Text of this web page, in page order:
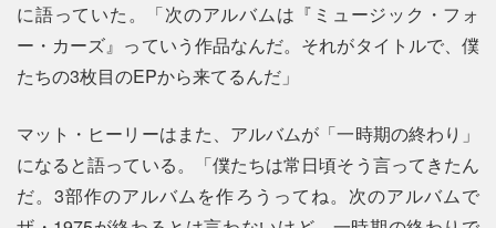
に語っていた。「次のアルバムは『ミュージック・フォ
ー・カーズ』っていう作品なんだ。それがタイトルで、僕
たちの3枚目のEPから来てるんだ」
マット・ヒーリーはまた、アルバムが「一時期の終わり」
になると語っている。「僕たちは常日頃そう言ってきたん
だ。3部作のアルバムを作ろうってね。次のアルバムで